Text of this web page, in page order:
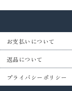
お支払いについて
返品について
プライバシーポリシー